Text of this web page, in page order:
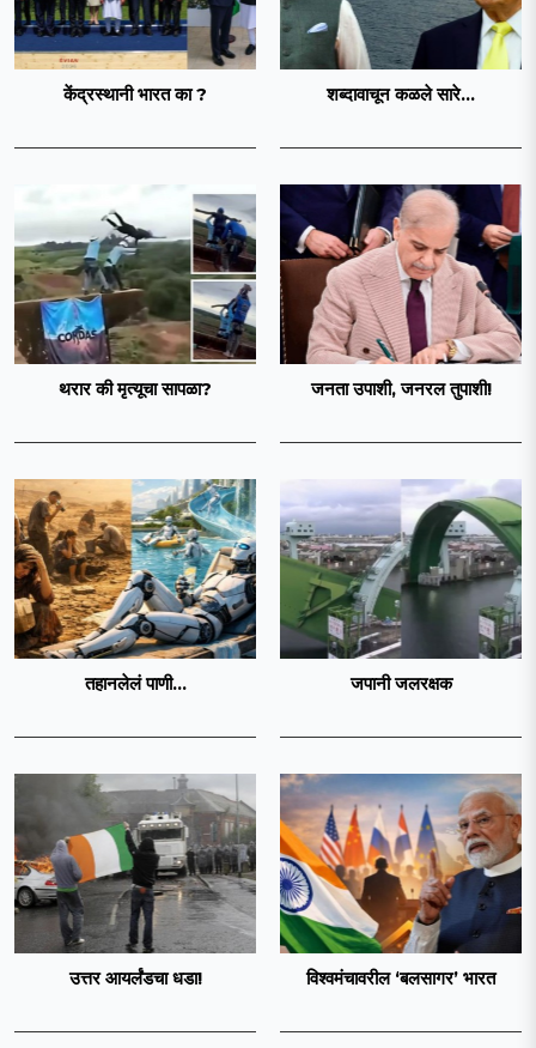
केंद्रस्थानी भारत का ? शब्दावाचून कळले सारे...
थरार की मृत्यूचा सापळा? जनता उपाशी, जनरल तुपाशी!
तहानलेलं पाणी... जपानी जलरक्षक
उत्तर आयर्लंडचा धडा! विश्वमंचावरील ‘बलसागर’ भारत